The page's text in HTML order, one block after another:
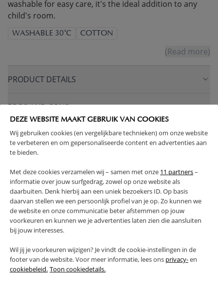
DEZE WEBSITE MAAKT GEBRUIK VAN COOKIES
Wij gebruiken cookies (en vergelijkbare technieken) om onze website
te verbeteren en om gepersonaliseerde content en advertenties aan
te bieden.
Met deze cookies verzamelen wij – samen met onze 11 partners–
informatie over jouw surfgedrag, zowel op onze website als
daarbuiten. Denk hierbij aan een uniek bezoekers ID. Op basis
daarvan stellen we een persoonlijk profiel van je op. Zo kunnen we
de website en onze communicatie beter afstemmen op jouw
voorkeuren en kunnen we je advertenties laten zien die aansluiten
bij jouw interesses.
Wil jij je voorkeuren wijzigen? Je vindt de cookie-instellingen in de
footer van de website. Voor meer informatie, lees ons privacy-en
cookiebeleid. Toon cookiedetails.
washable for easy care, it's the ideal addition to any
child's room.
WASHABLE 30°C COTTON
(Read more)
PRODUCT DETAILS
PROS AND CONS
FAQ
High-contrast mode
FREQUENTLY BOUGHT TOGETHER